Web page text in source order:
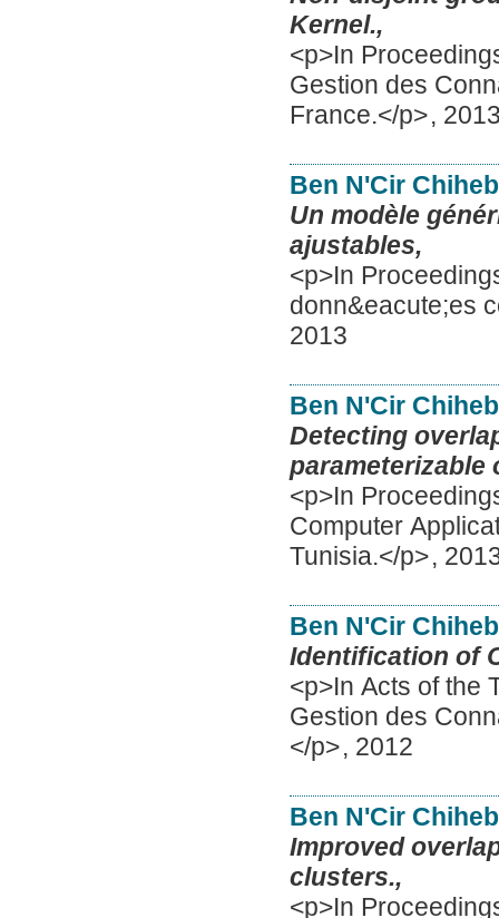
Kernel.,
<p>In
Gestion des
France.</p>,
Ben N'Cir
Un modèle
ajustables,
<p>In
donn&eacute;es
2013
Ben N'Cir
Detecting
parameterizable
<p>In
Computer
Tunisia.</p>,
Ben N'Cir
Identification of
<p>In Acts of the
Gestion des
</p>, 2012
Ben N'Cir
Improved
clusters.,
<p>In